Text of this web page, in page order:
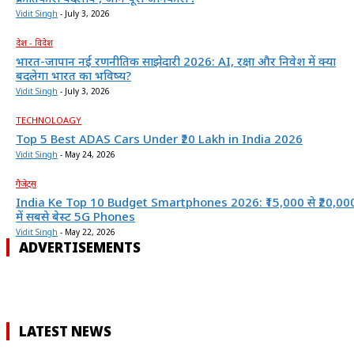
Vidit Singh - July 3, 2026
देश - विदेश
भारत-जापान नई रणनीतिक साझेदारी 2026: AI, रक्षा और निवेश में क्या
बदलेगा भारत का भविष्य?
Vidit Singh - July 3, 2026
TECHNOLOAGY
Top 5 Best ADAS Cars Under ₹20 Lakh in India 2026
Vidit Singh - May 24, 2026
गैजेट्स
India Ke Top 10 Budget Smartphones 2026: ₹15,000 से
में सबसे बेस्ट 5G Phones
Vidit Singh - May 22, 2026
ADVERTISEMENTS
LATEST NEWS